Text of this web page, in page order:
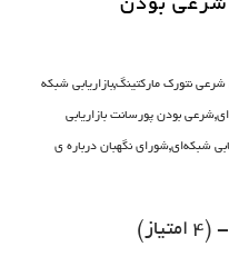
نتورک مارکتینگ,بازاریابی شبکه
,شرعی بودن پورسانت بازاریابی
شبکه‌ای,شورای نگهبان درباره ی